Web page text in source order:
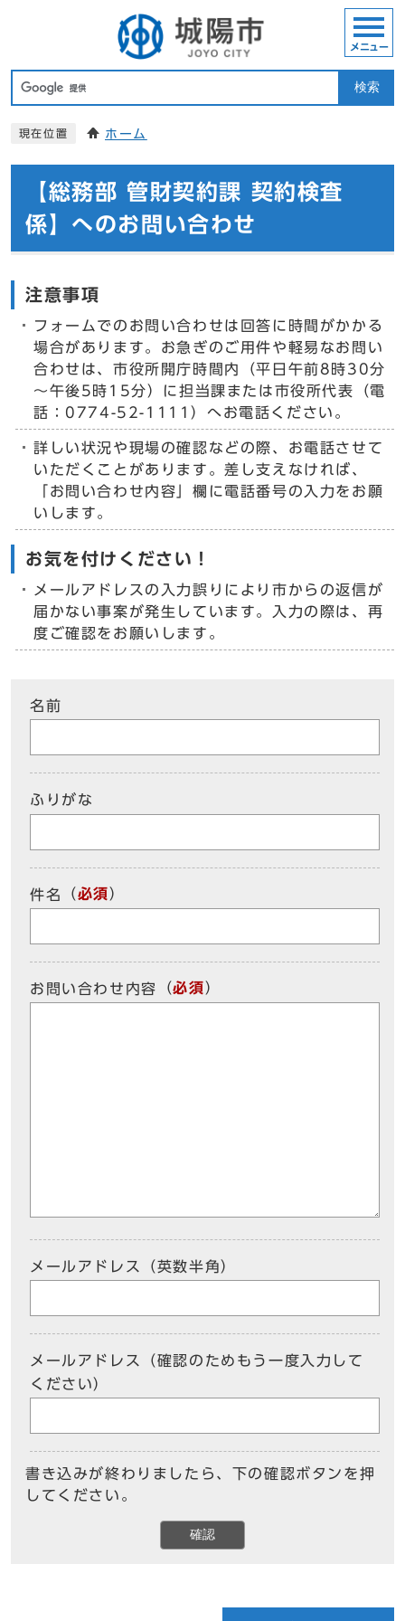
検索
メニュー
現在位置 ホーム
【総務部 管財契約課 契約検査
係】へのお問い合わせ
注意事項
フォームでのお問い合わせは回答に時間がかかる
場合があります。お急ぎのご用件や軽易なお問い
合わせは、市役所開庁時間内（平日午前8時30分
～午後5時15分）に担当課または市役所代表（電
話：0774-52-1111）へお電話ください。
詳しい状況や現場の確認などの際、お電話させて
いただくことがあります。差し支えなければ、
「お問い合わせ内容」欄に電話番号の入力をお願
いします。
お気を付けください！
メールアドレスの入力誤りにより市からの返信が
届かない事案が発生しています。入力の際は、再
度ご確認をお願いします。
名前
ふりがな
件名 （必須）
お問い合わせ内容 （必須）
メールアドレス（英数半角）
メールアドレス（確認のためもう一度入力して
ください）
書き込みが終わりましたら、下の確認ボタンを押
してください。
確認